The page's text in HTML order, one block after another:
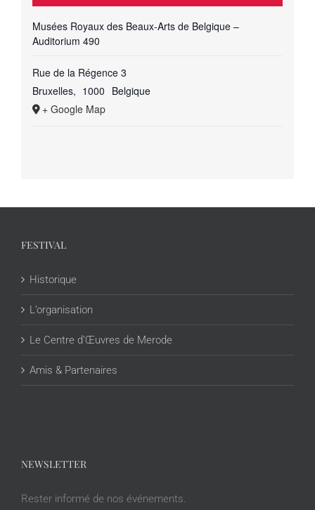
Musées Royaux des Beaux-Arts de Belgique –
Auditorium 490
Rue de la Régence 3
Bruxelles, 1000 Belgique
+ Google Map
FESTIVAL
Historique
L’organisation
Le Centre d’Œuvres de Merode
Amis & Partenaires
NEWSLETTER
Rester informé de nos événements.